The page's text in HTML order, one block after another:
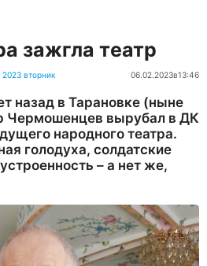
зажгла театр
вторник 06.02.2023в13:46
назад в Тарановке (ныне
Чермошенцев вырубал в ДК
народного театра.
голодуха, солдатские
– а нет же,